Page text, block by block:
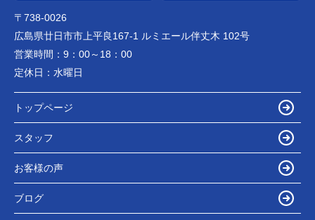
〒738-0026
広島県廿日市市上平良167-1 ルミエール伴丈木 102号
営業時間： 9：00～18：00
定休日： 水曜日
トップページ
スタッフ
お客様の声
ブログ